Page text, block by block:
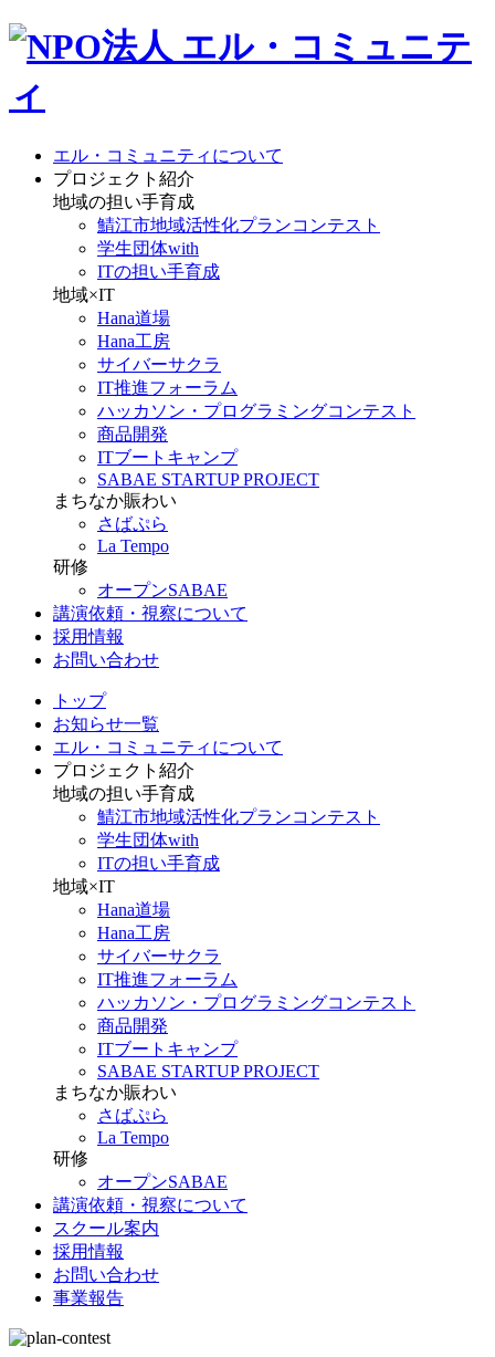
エル・コミュニティについて
プロジェクト紹介
地域の担い手育成
鯖江市地域活性化プランコンテスト
学生団体with
ITの担い手育成
地域×IT
Hana道場
Hana工房
サイバーサクラ
IT推進フォーラム
ハッカソン・プログラミングコンテスト
商品開発
ITブートキャンプ
SABAE STARTUP PROJECT
まちなか賑わい
さばぷら
La Tempo
研修
オープンSABAE
講演依頼・視察について
採用情報
お問い合わせ
トップ
お知らせ一覧
エル・コミュニティについて
プロジェクト紹介
地域の担い手育成
鯖江市地域活性化プランコンテスト
学生団体with
ITの担い手育成
地域×IT
Hana道場
Hana工房
サイバーサクラ
IT推進フォーラム
ハッカソン・プログラミングコンテスト
商品開発
ITブートキャンプ
SABAE STARTUP PROJECT
まちなか賑わい
さばぷら
La Tempo
研修
オープンSABAE
講演依頼・視察について
スクール案内
採用情報
お問い合わせ
事業報告